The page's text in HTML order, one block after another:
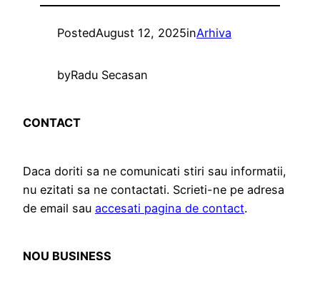
PostedAugust 12, 2025inArhiva
byRadu Secasan
CONTACT
Daca doriti sa ne comunicati stiri sau informatii,
nu ezitati sa ne contactati. Scrieti-ne pe adresa
de email sau accesati pagina de contact.
NOU BUSINESS